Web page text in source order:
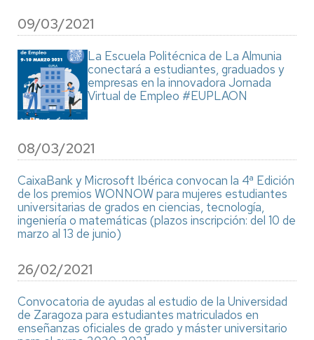
09/03/2021
La Escuela Politécnica de La Almunia
conectará a estudiantes, graduados y
empresas en la innovadora Jornada
Virtual de Empleo #EUPLAON
08/03/2021
CaixaBank y Microsoft Ibérica convocan la 4ª Edición
de los premios WONNOW para mujeres estudiantes
universitarias de grados en ciencias, tecnología,
ingeniería o matemáticas (plazos inscripción: del 10 de
marzo al 13 de junio)
26/02/2021
Convocatoria de ayudas al estudio de la Universidad
de Zaragoza para estudiantes matriculados en
enseñanzas oficiales de grado y máster universitario